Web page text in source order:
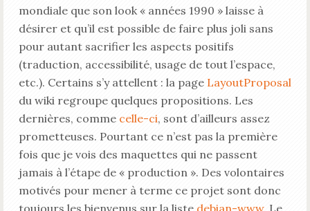
mondiale que son look « années 1990 » laisse à
désirer et qu’il est possible de faire plus joli sans
pour autant sacrifier les aspects positifs
(traduction, accessibilité, usage de tout l’espace,
etc.). Certains s’y attellent : la page LayoutProposal
du wiki regroupe quelques propositions. Les
dernières, comme celle-ci, sont d’ailleurs assez
prometteuses. Pourtant ce n’est pas la première
fois que je vois des maquettes qui ne passent
jamais à l’étape de « production ». Des volontaires
motivés pour mener à terme ce projet sont donc
toujours les bienvenus sur la liste debian-www. Le